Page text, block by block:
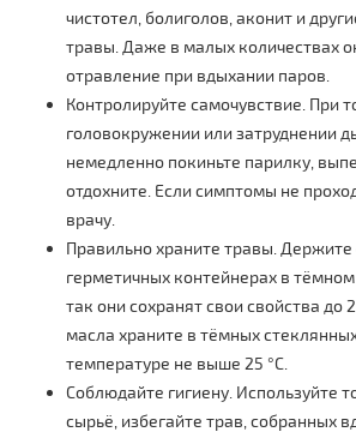
чистотел, болиголов, аконит и
травы. Даже в малых количествах
отравление при вдыхании паров.
Контролируйте самочувствие. При
головокружении или затруднении
немедленно покиньте парилку,
отдохните. Если симптомы не
врачу.
Правильно храните травы. Держите
герметичных контейнерах в
так они сохранят свои свойства до
масла храните в тёмных
температуре не выше 25 °C.
Соблюдайте гигиену. Используйте
сырьё, избегайте трав, собранных